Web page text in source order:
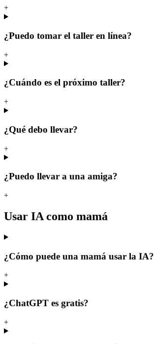
+
¿Puedo tomar el taller en línea?
+
¿Cuándo es el próximo taller?
+
¿Qué debo llevar?
+
¿Puedo llevar a una amiga?
+
Usar IA como mamá
¿Cómo puede una mamá usar la IA?
+
¿ChatGPT es gratis?
+